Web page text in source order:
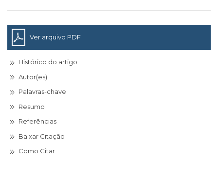
Ver arquivo PDF
Histórico do artigo
Autor(es)
Palavras-chave
Resumo
Referências
Baixar Citação
Como Citar